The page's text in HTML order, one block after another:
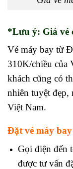
*Lưu ý: Giá vé
Vé máy bay từ
310K/chiều của
khách cũng có
nhiên tuyệt
Việt Nam.
Đặt vé máy
Gọi điện đến
được tư vấn